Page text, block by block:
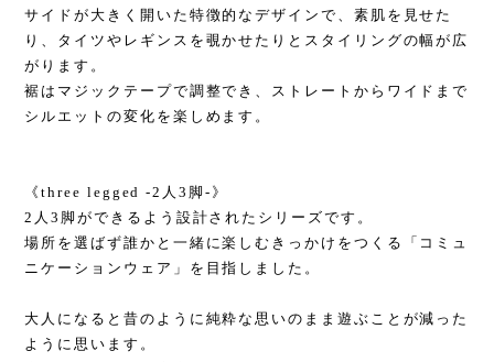
サイドが大きく開いた特徴的なデザインで、素肌を見せた
り、タイツやレギンスを覗かせたりとスタイリングの幅が広
がります。
裾はマジックテープで調整でき、ストレートからワイドまで
シルエットの変化を楽しめます。
《three legged -2人3脚-》
2人3脚ができるよう設計されたシリーズです。
場所を選ばず誰かと一緒に楽しむきっかけをつくる「コミュ
ニケーションウェア」を目指しました。
大人になると昔のように純粋な思いのまま遊ぶことが減った
ように思います。